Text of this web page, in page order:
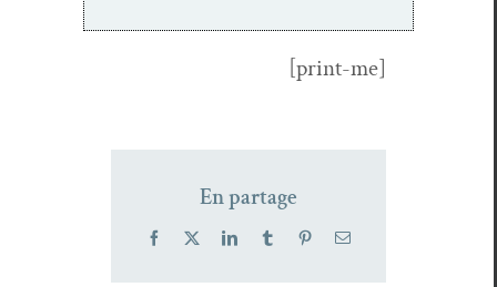
[print-me]
En partage
Facebook LinkedInTumblr PinterestEmail